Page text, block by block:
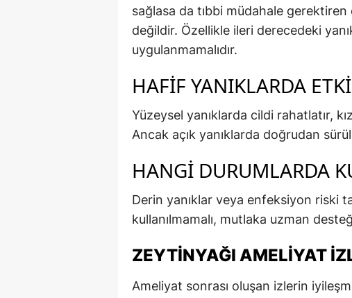
sağlasa da tıbbi müdahale
değildir. Özellikle ileri derecedeki
uygulanmamalıdır.
HAFIF YANIKLARDA
Yüzeysel yanıklarda cildi rahatlatır,
Ancak açık yanıklarda doğrudan
HANGI DURUMLARDA
Derin yanıklar veya enfeksiyon riski
kullanılmamalı, mutlaka uzman desteği
ZEYTINYAĞI AMELIYAT
Ameliyat sonrası oluşan izlerin